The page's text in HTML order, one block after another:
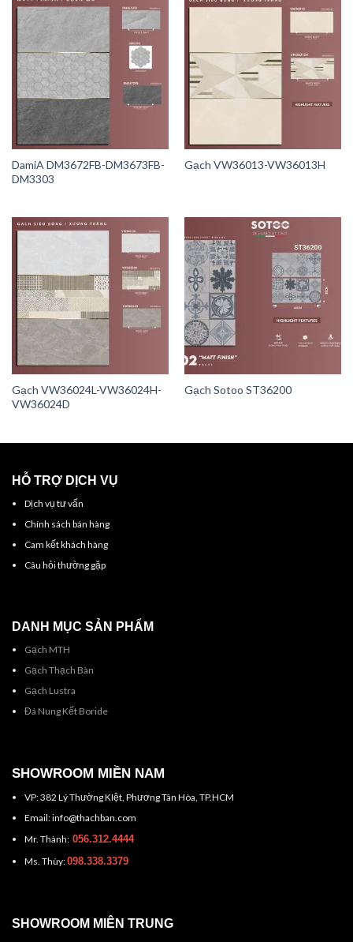
DamiA DM3672FB-DM3673FB-
DM3303
Gạch VW36013-VW36013H
Gạch VW36024L-VW36024H-
VW36024D
Gạch Sotoo ST36200
HỖ TRỢ DỊCH VỤ
Dịch vụ tư vấn
Chính sách bán hàng
Cam kết khách hàng
Câu hỏi thường gặp
DANH MỤC SẢN PHẨM
Gạch MTH
Gạch Thạch Bàn
Gạch Lustra
Đá Nung Kết Boride
SHOWROOM MIỀN NAM
VP: 382 Lý Thường KIệt, Phương Tân Hòa, TP.HCM
Email: info@thachban.com
Mr. Thành:056.312.4444
Ms. Thùy:098.338.3379
SHOWROOM MIÊN TRUNG